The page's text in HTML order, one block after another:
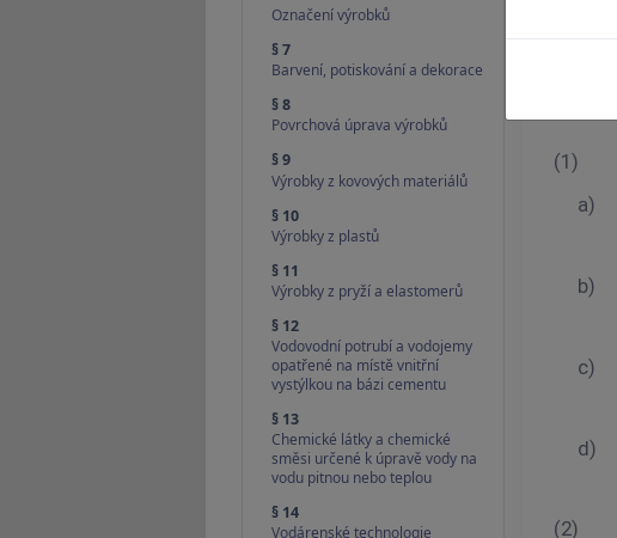
Označení výrobků
§ 7
Barvení, potiskování a dekorace
§ 8
Povrchová úprava výrobků
§ 9
Výrobky z kovových materiálů
§ 10
Výrobky z plastů
§ 11
Výrobky z pryží a elastomerů
§ 12
Vodovodní potrubí a vodojemy
opatřené na místě vnitřní
vystýlkou na bázi cementu
§ 13
Chemické látky a chemické
směsi určené k úpravě vody na
vodu pitnou nebo teplou
§ 14
Vodárenské technologie
(1)
a)
b)
c)
d)
(2)